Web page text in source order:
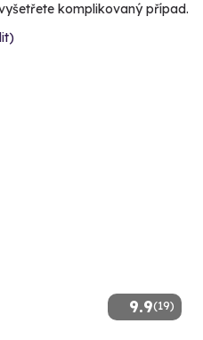
komplikovaný případ.
9.9(19)